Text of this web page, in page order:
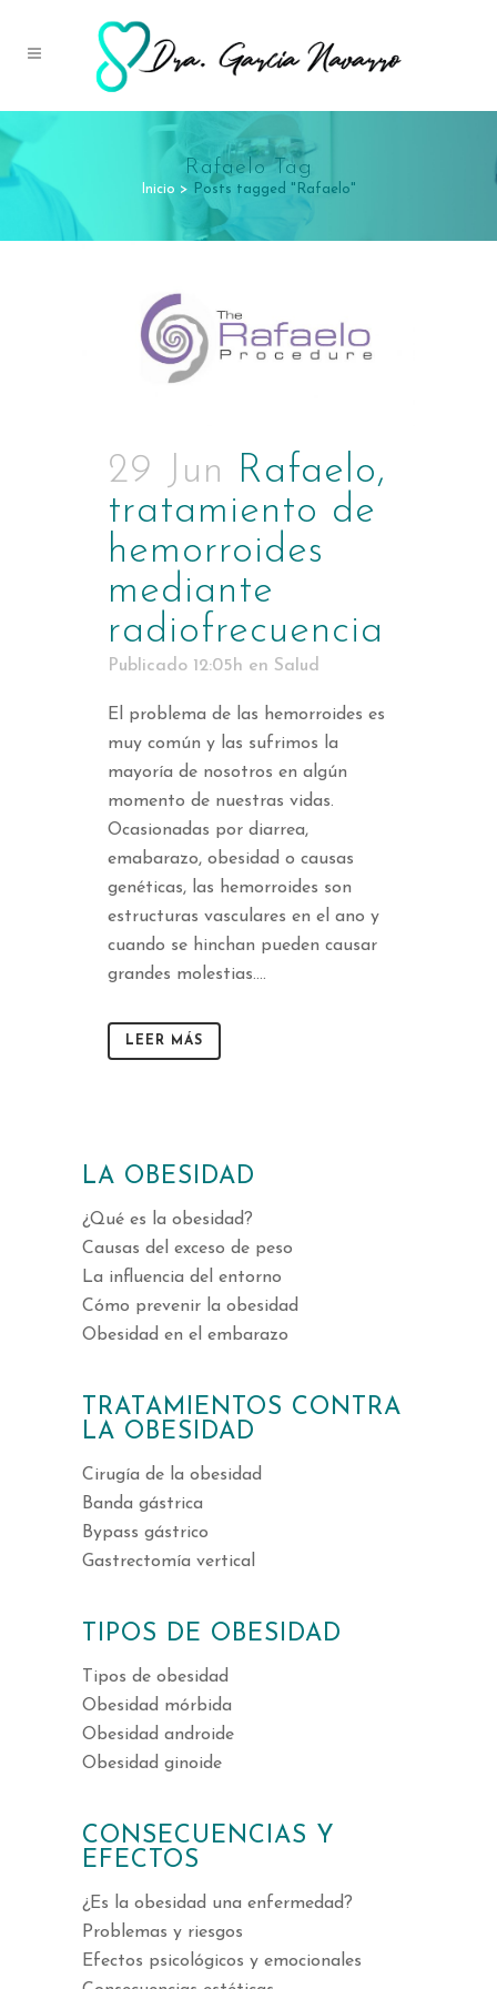
Rafaelo Tag
Inicio > Posts tagged "Rafaelo"
29 Jun Rafaelo,
tratamiento de
hemorroides
mediante
radiofrecuencia
Publicado 12:05h en Salud
El problema de las hemorroides es
muy común y las sufrimos la
mayoría de nosotros en algún
momento de nuestras vidas.
Ocasionadas por diarrea,
emabarazo, obesidad o causas
genéticas, las hemorroides son
estructuras vasculares en el ano y
cuando se hinchan pueden causar
grandes molestias....
LEER MÁS
LA OBESIDAD
¿Qué es la obesidad?
Causas del exceso de peso
La influencia del entorno
Cómo prevenir la obesidad
Obesidad en el embarazo
TRATAMIENTOS CONTRA
LA OBESIDAD
Cirugía de la obesidad
Banda gástrica
Bypass gástrico
Gastrectomía vertical
TIPOS DE OBESIDAD
Tipos de obesidad
Obesidad mórbida
Obesidad androide
Obesidad ginoide
CONSECUENCIAS Y
EFECTOS
¿Es la obesidad una enfermedad?
Problemas y riesgos
Efectos psicológicos y emocionales